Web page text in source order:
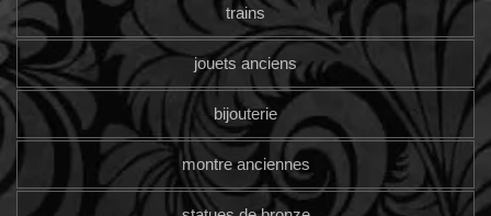
trains
jouets anciens
bijouterie
montre anciennes